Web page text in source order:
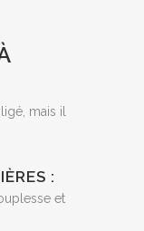
mais il
:
et